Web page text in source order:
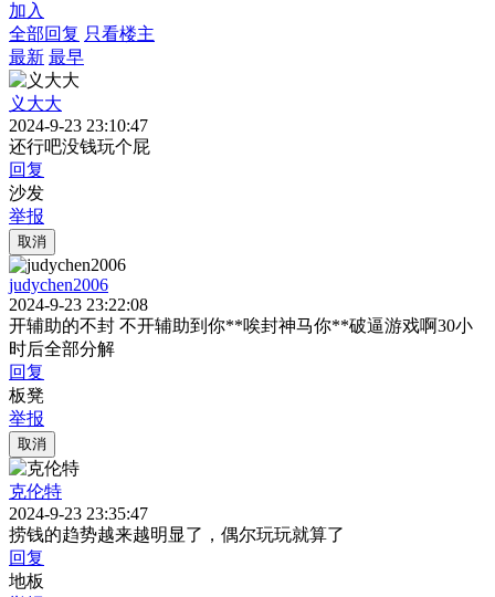
加入
全部回复 只看楼主
最新 最早
义大大
2024-9-23 23:10:47
还行吧没钱玩个屁
回复
沙发
举报
取消
judychen2006
2024-9-23 23:22:08
开辅助的不封 不开辅助到你**唉封神马你**破逼游戏啊30小
时后全部分解
回复
板凳
举报
取消
克伦特
2024-9-23 23:35:47
捞钱的趋势越来越明显了，偶尔玩玩就算了
回复
地板